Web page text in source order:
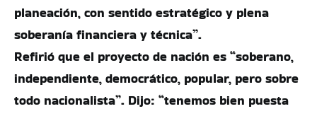
planeación, con sentido estratégico y plena
soberanía financiera y técnica”.
Refirió que el proyecto de nación es “soberano,
independiente, democrático, popular, pero sobre
todo nacionalista”. Dijo: “tenemos bien puesta